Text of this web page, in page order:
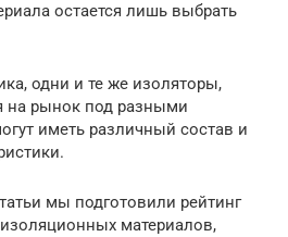
остается лишь выбрать
одни и те же изоляторы,
на рынок под разными
иметь различный состав и
мы подготовили рейтинг
материалов,